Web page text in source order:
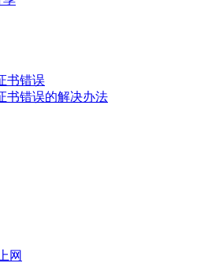
书错误
书错误的解决办法
网